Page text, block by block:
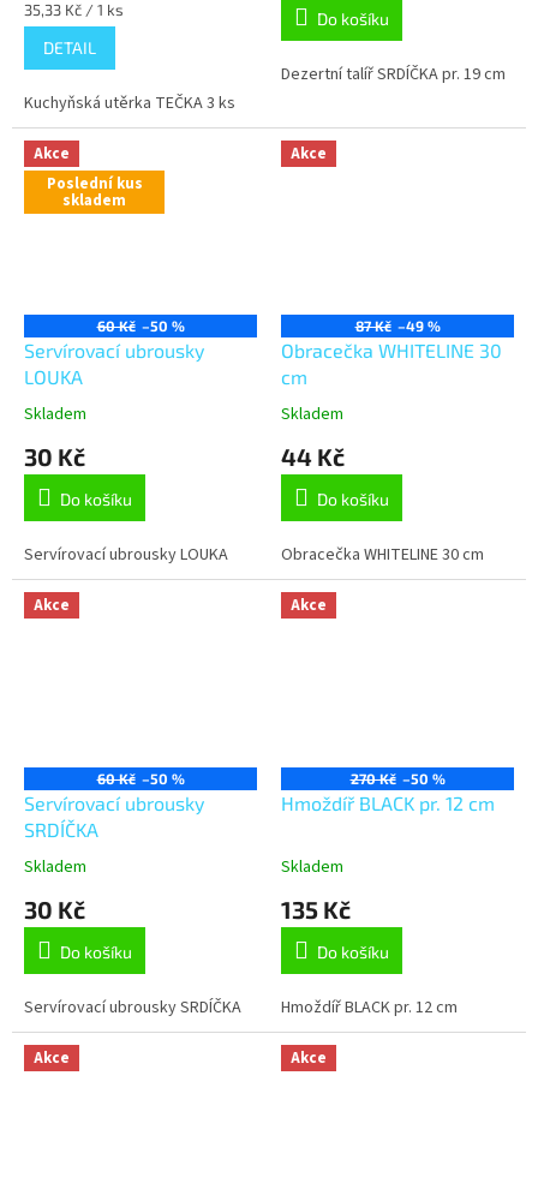
Měrná
cena:
35,33 Kč / 1 ks
DETAIL
Kuchyňská utěrka TEČKA 3 ks
Do košíku
Dezertní talíř SRDÍČKA pr. 19 cm
Akce
Poslední kus
skladem
60 Kč –50 %
Servírovací ubrousky
LOUKA
Skladem
30 Kč
Do košíku
Servírovací ubrousky LOUKA
Akce
87 Kč –49 %
Obracečka WHITELINE 30
cm
Skladem
44 Kč
Do košíku
Obracečka WHITELINE 30 cm
Akce
60 Kč –50 %
Servírovací ubrousky
SRDÍČKA
Skladem
30 Kč
Do košíku
Servírovací ubrousky SRDÍČKA
Akce
270 Kč –50 %
Hmoždíř BLACK pr. 12 cm
Skladem
135 Kč
Do košíku
Hmoždíř BLACK pr. 12 cm
Akce Akce